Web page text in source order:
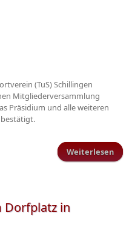
(TuS) Schillingen
Mitgliederversammlung
Präsidium und alle weiteren
Weiterlesen
Dorfplatz in